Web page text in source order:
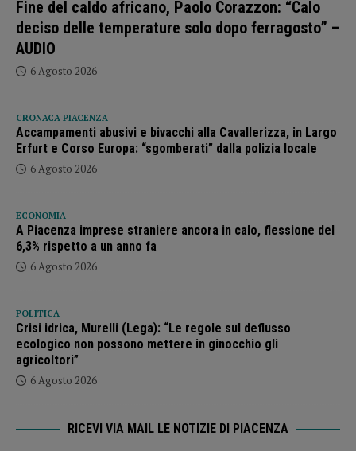
Fine del caldo africano, Paolo Corazzon: “Calo
deciso delle temperature solo dopo ferragosto” –
AUDIO
6 Agosto 2026
CRONACA PIACENZA
Accampamenti abusivi e bivacchi alla Cavallerizza, in Largo
Erfurt e Corso Europa: “sgomberati” dalla polizia locale
6 Agosto 2026
ECONOMIA
A Piacenza imprese straniere ancora in calo, flessione del
6,3% rispetto a un anno fa
6 Agosto 2026
POLITICA
Crisi idrica, Murelli (Lega): “Le regole sul deflusso
ecologico non possono mettere in ginocchio gli
agricoltori”
6 Agosto 2026
RICEVI VIA MAIL LE NOTIZIE DI PIACENZA